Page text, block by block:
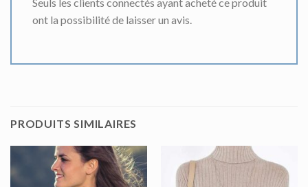
ont la possibilité de laisser un avis.
PRODUITS SIMILAIRES